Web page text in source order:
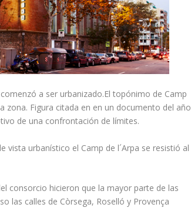
a ser urbanizado.El topónimo de Camp
zona. Figura citada en en un documento del año
de una confrontación de límites.
urbanístico el Camp de l´Arpa se resistió al
consorcio hicieron que la mayor parte de las
las calles de Còrsega, Roselló y Provença